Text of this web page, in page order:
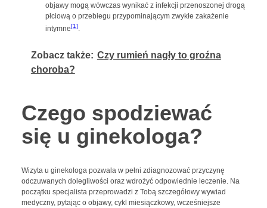
objawy mogą wówczas wynikać z infekcji przenoszonej drogą
płciową o przebiegu przypominającym zwykłe zakażenie
intymne[1].
Zobacz także: Czy rumień nagły to groźna
choroba?
Czego spodziewać
się u ginekologa?
Wizyta u ginekologa pozwala w pełni zdiagnozować przyczynę
odczuwanych dolegliwości oraz wdrożyć odpowiednie leczenie. Na
początku specjalista przeprowadzi z Tobą szczegółowy wywiad
medyczny, pytając o objawy, cykl miesiączkowy, wcześniejsze